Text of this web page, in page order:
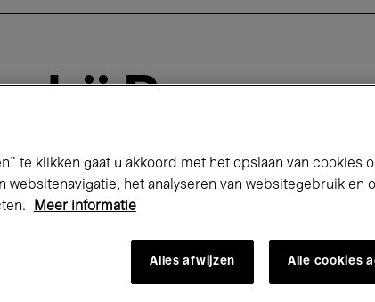
bij Bozar
Komende 7 dagen Oktober
01 - Zaterdag 31 Oktober 2026
te klikken gaat u akkoord met het opslaan van cookies
websitenavigatie, het analyseren van websitegebruik en
Meer informatie
Alles afwijzen Alle cookies